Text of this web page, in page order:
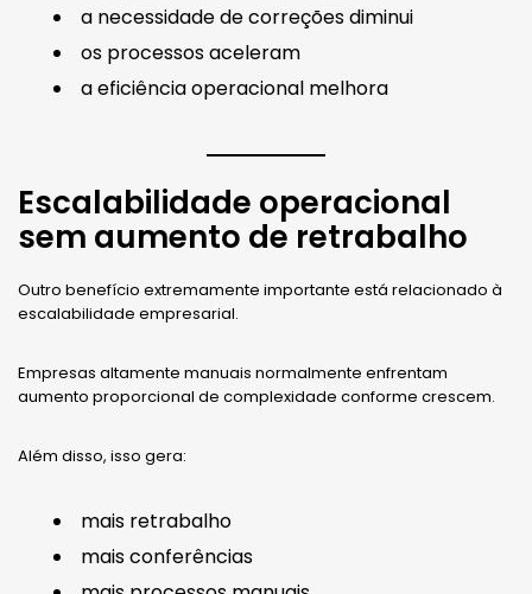
a necessidade de correções diminui
os processos aceleram
a eficiência operacional melhora
Escalabilidade operacional
sem aumento de retrabalho
Outro benefício extremamente importante está relacionado à
escalabilidade empresarial.
Empresas altamente manuais normalmente enfrentam
aumento proporcional de complexidade conforme crescem.
Além disso, isso gera:
mais retrabalho
mais conferências